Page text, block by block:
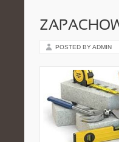
POSTED BY ADMIN